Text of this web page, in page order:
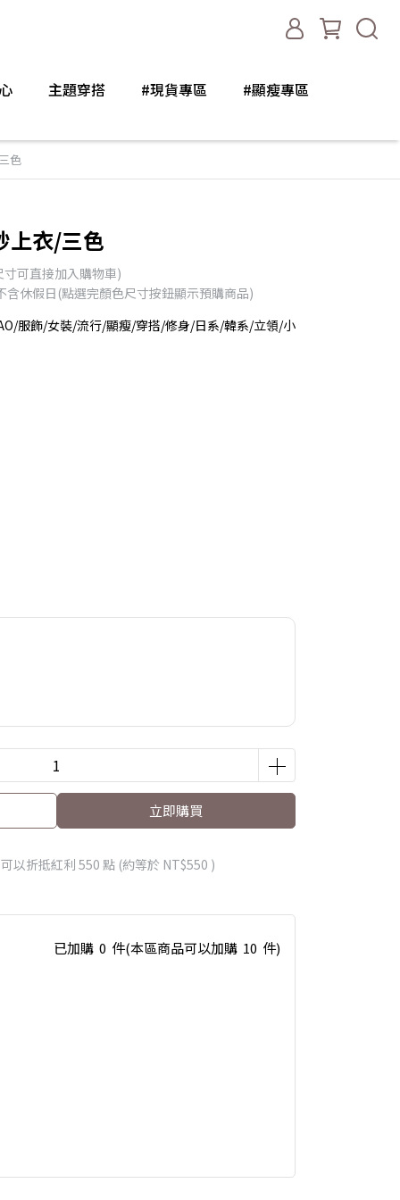
主題穿搭 #現貨專區 #顯瘦專區
色
上衣/三色
可直接加入購物車)
休假日(點選完顏色尺寸按鈕顯示預購商品)
服飾/女裝/流行/顯瘦/穿搭/修身/日系/韓系/立領/小
立即購買
以折抵紅利 550 點 (約等於 NT$550 )
已加購 0 件(本區商品可以加購 10 件)